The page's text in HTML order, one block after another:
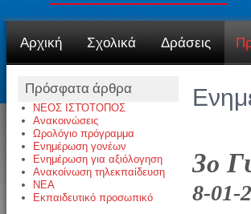
Αρχική Σχολικά Δράσεις
Πρόσφατα άρθρα
ΝΕΟΣ ΙΣΤΌΤΟΠΟΣ
Ανακοινώσεις
Ωρολόγιο πρόγραμμα
Ενημέρωση γονέων
Ενημέρωση για αξιόλογηση
Ανακοίνωση τηλεκπαίδευση
NEA
Εκπαιδευτικό προσωπικό
3ο
8-01-